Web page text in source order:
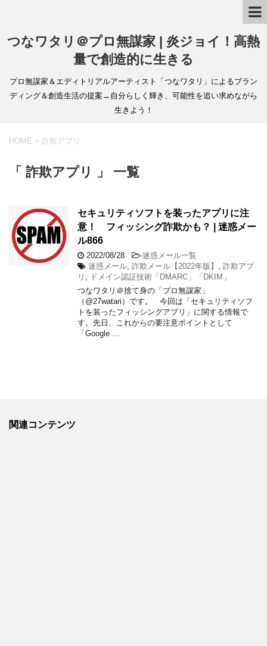
つなワタリ＠プロ無謀家 | 炎ジョイ！高熱
量で創造的に生きる
プロ無謀家＆エディトリアルアーティスト「つなワタリ」によるブラン
ディング＆創造生活の提案→自分らしく輝き、可能性を追い求めながら
生きよう！
HOME > 詐欺アプリ
「 詐欺アプリ 」 一覧
セキュリティソフトを装ったアプリに注
意！ フィッシング詐欺かも？ | 迷惑メー
ル866
2022/08/28 -迷惑メール一覧
迷惑メール 詐欺メール【2022年版】
詐欺アプ
リ
ドメイン認証技術「DMARC」「DKIM」
つなワタリ＠捨て身の「プロ無謀家」
（@27watari）です。 今回は「セキュリティソフ
トを装ったフィッシングアプリ」に関する情報で
す。先日、これからの要注意ポイントとして
「Google …
関連コンテンツ